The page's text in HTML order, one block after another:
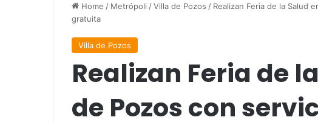
Home / Metrópoli /Villa de Pozos / Realizan Feria de la Salud
gratuita
Villa de Pozos
Realizan Feria de
de Pozos con